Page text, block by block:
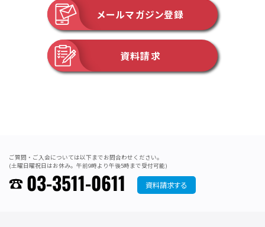
メールマガジン登録
資料請求
ご質問・ご入会については以下までお問合わせください。
(土曜日曜祝日はお休み。午前9時より午後5時まで受付可能)
03-3511-0611 資料請求する